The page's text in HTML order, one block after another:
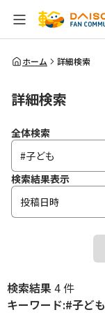
全体検索
ホーム 詳細検索
詳細検索
全体検索
検索結果表示
投稿日時
検索結果4 件
キーワード:#子ども